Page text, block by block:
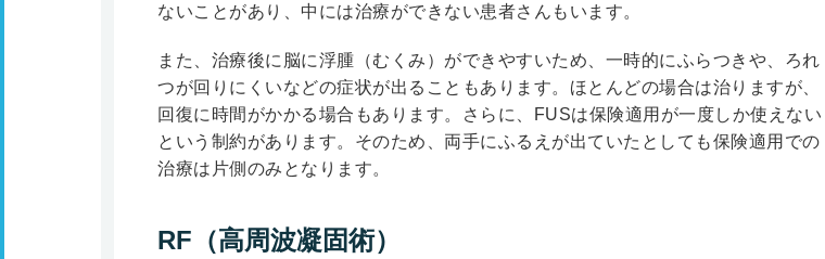
ないことがあり、中には治療ができない患者さんもいます。
また、治療後に脳に浮腫（むくみ）ができやすいため、一時的にふらつきや、ろれ
つが回りにくいなどの症状が出ることもあります。ほとんどの場合は治りますが、
回復に時間がかかる場合もあります。さらに、FUSは保険適用が一度しか使えない
という制約があります。そのため、両手にふるえが出ていたとしても保険適用での
治療は片側のみとなります。
RF（高周波凝固術）